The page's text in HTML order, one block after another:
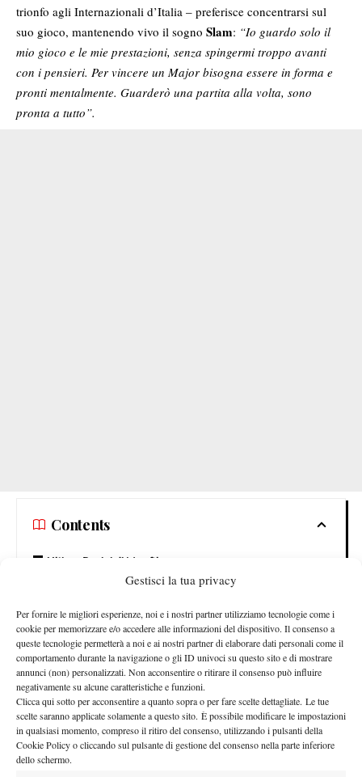
Gestisci la tua privacy
Per fornire le migliori esperienze, noi e i nostri partner utilizziamo tecnologie come i
cookie per memorizzare e/o accedere alle informazioni del dispositivo. Il consenso a
queste tecnologie permetterà a noi e ai nostri partner di elaborare dati personali come il
comportamento durante la navigazione o gli ID univoci su questo sito e di mostrare
annunci (non) personalizzati. Non acconsentire o ritirare il consenso può influire
negativamente su alcune caratteristiche e funzioni.
Clicca qui sotto per acconsentire a quanto sopra o per fare scelte dettagliate. Le tue
scelte saranno applicate solamente a questo sito. È possibile modificare le impostazioni
in qualsiasi momento, compreso il ritiro del consenso, utilizzando i pulsanti della
Cookie Policy o cliccando sul pulsante di gestione del consenso nella parte inferiore
dello schermo.
trionfo agli Internazionali d’Italia – preferisce concentrarsi sul
suo gioco, mantenendo vivo il sogno Slam: “Io guardo solo il
mio gioco e le mie prestazioni, senza spingermi troppo avanti
con i pensieri. Per vincere un Major bisogna essere in forma e
pronti mentalmente. Guarderò una partita alla volta, sono
pronta a tutto”.
Contents
Ultima Parigi di Monfils
Ultima Parigi di Monfils
Sarà l’ultimo Roland Garros diGael Monfils, marito di Svitolina:
“Ultimo Roland Garros di Gael? Non mi aggiunge pressione, so
che lui è emozionato e nervoso, ma è una cosa che riguarda più
lui. Voglio solo che lui giochi bene qui e voglio godermi con lui il
suo ultimo Roland Garros”.
Wawrinka ispirazione